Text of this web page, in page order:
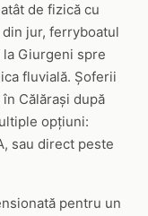
de fizică cu
jur, ferryboatul
Giurgeni spre
fluvială. Șoferii
Călărași după
opțiuni:
sau direct peste
pentru un